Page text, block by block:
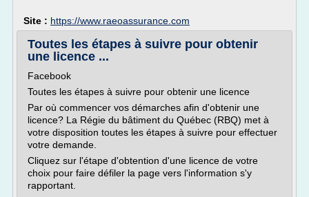
Site : https://www.raeoassurance.com
Toutes les étapes à suivre pour obtenir
une licence ...
Facebook
Toutes les étapes à suivre pour obtenir une licence
Par où commencer vos démarches afin d'obtenir une
licence? La Régie du bâtiment du Québec (RBQ) met à
votre disposition toutes les étapes à suivre pour effectuer
votre demande.
Cliquez sur l'étape d'obtention d'une licence de votre
choix pour faire défiler la page vers l'information s'y
rapportant.